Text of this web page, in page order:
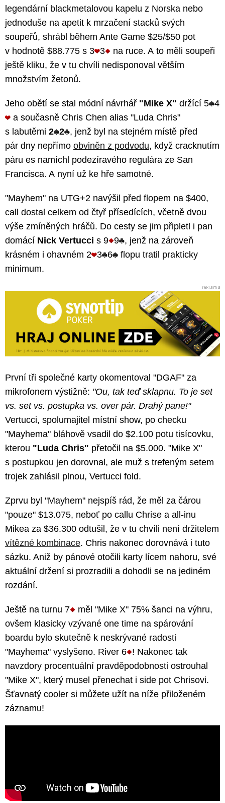
legendární blackmetalovou kapelu z Norska nebo
jednoduše na apetit k mrzačení stacků svých
soupeřů, shrábl během Ante Game $25/$50 pot
v hodnotě $88.775 s 3 3
na ruce. A to měli soupeři
ještě kliku, že v tu chvíli nedisponoval větším
množstvím žetonů.
Jeho obětí se stal módní návrhář "Mike X" držící 5 4
a současně Chris Chen alias "Luda Chris"
s labutěmi 2 2 , jenž byl na stejném místě před
pár dny nepřímo obviněn z podvodu, když cracknutím
páru es namíchl podezíravého regulára ze San
Francisca. A nyní už ke hře samotné.
"Mayhem" na UTG+2 navýšil před flopem na $400,
call dostal celkem od čtyř přísedících, včetně dvou
výše zmíněných hráčů. Do cesty se jim připletl i pan
domácí Nick Vertucci s 9 9 , jenž na zároveň
krásném i ohavném 2 3 6
flopu tratil prakticky
minimum.
První tři společné karty okomentoval "DGAF" za
mikrofonem výstižně: "Ou, tak teď sklapnu. To je set
vs. set vs. postupka vs. over pár. Drahý pane!"
Vertucci, spolumajitel místní show, po checku
"Mayhema" bláhově vsadil do $2.100 potu tisícovku,
kterou "Luda Chris" přetočil na $5.000. "Mike X"
s postupkou jen dorovnal, ale muž s trefeným setem
trojek zahlásil plnou, Vertucci fold.
Zprvu byl "Mayhem" nejspíš rád, že měl za čárou
"pouze" $13.075, neboť po callu Chrise a all-inu
Mikea za $36.300 odtušil, že v tu chvíli není držitelem
vítězné kombinace. Chris nakonec dorovnává i tuto
sázku. Aniž by pánové otočili karty lícem nahoru, své
aktuální držení si prozradili a dohodli se na jediném
rozdání.
Ještě na turnu 7
měl "Mike X" 75% šanci na výhru,
ovšem klasicky vzývané one time na spárování
boardu bylo skutečně k neskrývané radosti
"Mayhema" vyslyšeno. River 6 ! Nakonec tak
navzdory procentuální pravděpodobnosti ostrouhal
"Mike X", který musel přenechat i side pot Chrisovi.
Šťavnatý cooler si můžete užít na níže přiloženém
záznamu!